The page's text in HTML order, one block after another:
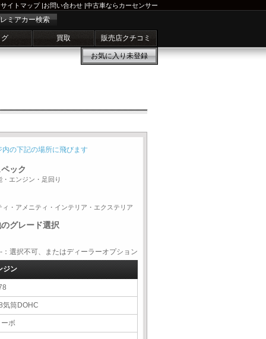
サイトマップ|お問い合わせ |中古車ならカーセンサー
ミアカー検索
買取 販売店クチコミ
お気に入り未登録
内の下記の場所に飛びます
ック
・エンジン・足回り
ィ・アメニティ・インテリア・エクステリア
グレード選択
択不可、またはディーラーオプション
ジン
気筒DOHC
ボ